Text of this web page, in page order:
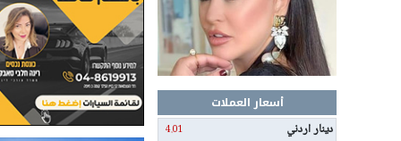
أسعار العملات
دينار اردني
4.01